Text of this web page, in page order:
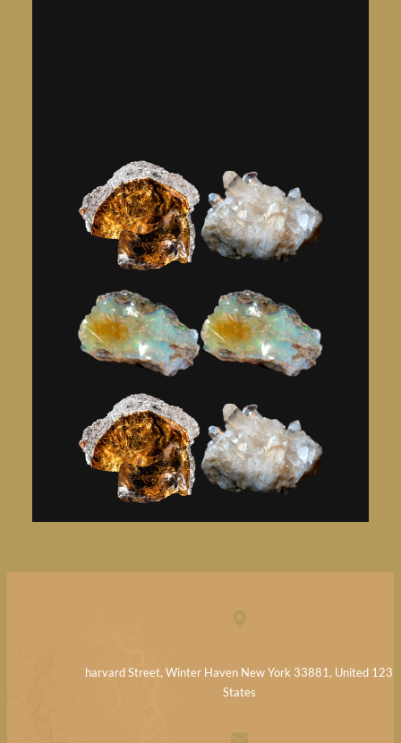
123 harvard Street, Winter Haven New York 33881, United
States